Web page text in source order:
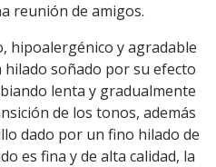
reunión de amigos.
hipoalergénico y agradable
hilado soñado por su efecto
lenta y gradualmente
de los tonos, además
dado por un fino hilado de
es fina y de alta calidad, la